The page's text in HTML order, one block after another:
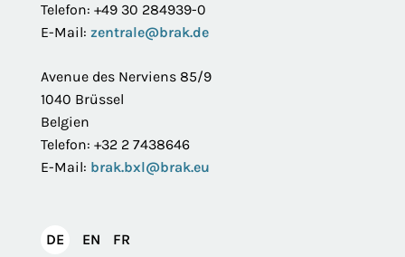
Telefon: +49 30 284939-0
E-Mail: zentrale@brak.de
Avenue des Nerviens 85/9
1040 Brüssel
Belgien
Telefon: +32 2 7438646
E-Mail: brak.bxl@brak.eu
DEDeutsch
EN English
FR